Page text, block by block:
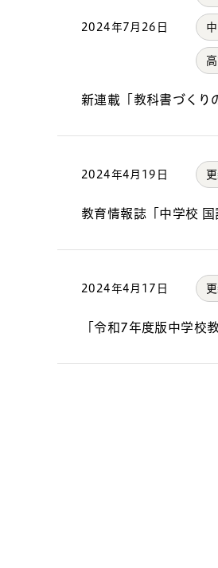
2024年7月26日
新連載「教科書づくり
2024年4月19日
教育情報誌「中学校
2024年4月17日
「令和7年度版中学校